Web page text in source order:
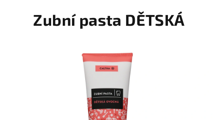
košík
Zubní pasta DĚTSKÁ